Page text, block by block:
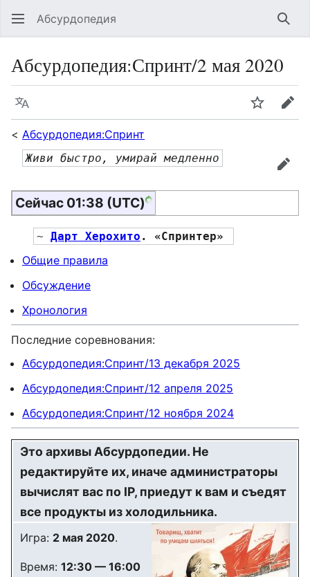
Абсурдопедия
Абсурдопедия:Спринт/2 мая 2020
Язык
< Абсурдопедия:Спринт
Сейчас 01:38 (UTC)
Живи быстро, умирай медленно
~ Дарт Херохито . «Спринтер»
Общие правила
Обсуждение
Хронология
Последние соревнования:
Абсурдопедия:Спринт/13 декабря 2025
Абсурдопедия:Спринт/12 апреля 2025
Абсурдопедия:Спринт/12 ноября 2024
Это архивы Абсурдопедии. Не
редактируйте их, иначе администраторы
вычислят вас по IP, приедут к вам и съедят
все продукты из холодильника.
Игра: 2 мая 2020.
Время: 12:30 — 16:00